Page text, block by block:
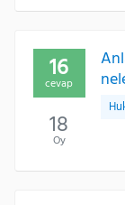
16
cevap
18
Oy